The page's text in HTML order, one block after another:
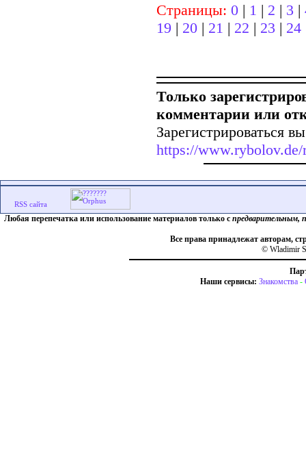
Страницы: 0 | 1 | 2 | 3 |
19 | 20 | 21 | 22 | 23 | 24
Только
комментарии или
Зарегистрироваться
https://www.rybolov.de/
Любая перепечатка или использование материалов только с предварительным,
Все права принадлежат авторам,
© Wladimir
Наши сервисы: Знакомства -